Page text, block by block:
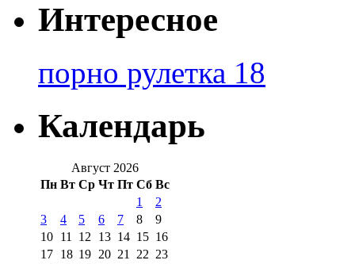
Интересное
порно рулетка 18
Календарь
Август 2026
Пн Вт Ср Чт Пт Сб Вс
1
2
3
4 5 6 7 8
9
10 11 12 13 14 15 16
17 18 19 20 21 22 23